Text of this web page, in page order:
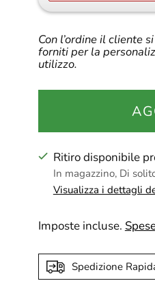
Con l’ordine il cliente
forniti per la
utilizzo.
Ritiro disponibile
In magazzino, Di
Visualizza i dettagli
Imposte incluse.
Spedizione